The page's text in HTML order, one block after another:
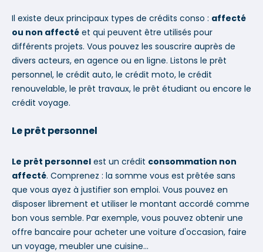
Crédit à la consommation : qui peut en bénéficier ?
Les taux actuels d'un prêt à la consommation
Quels organismes proposent des crédits à la
consommation ?
Pourquoi est-il important de comparer les offres de
prêt à la consommation ?
Quel crédit à la consommation est accordé le plus
Que faut-il savoir sur le rachat de crédit à la
consommation ?
Prêt à la consommation : l'assurance de prêt est-elle
obligatoire ?
Il existe deux principaux types de crédits conso : affecté
ou non affecté et qui peuvent être utilisés pour
différents projets. Vous pouvez les souscrire auprès de
divers acteurs, en agence ou en ligne. Listons le prêt
personnel, le crédit auto, le crédit moto, le crédit
renouvelable, le prêt travaux, le prêt étudiant ou encore le
crédit voyage.
Le prêt personnel
Le prêt personnel est un crédit consommation non
affecté. Comprenez : la somme vous est prêtée sans
que vous ayez à justifier son emploi. Vous pouvez en
disposer librement et utiliser le montant accordé comme
bon vous semble. Par exemple, vous pouvez obtenir une
offre bancaire pour acheter une voiture d'occasion, faire
un voyage, meubler une cuisine…